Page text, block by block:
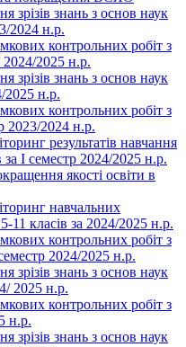
зрізів знань з основ наук
2024 н.р.
контрольних робіт з
2024/2025 н.р.
зрізів знань з основ наук
2025 н.р.
контрольних робіт з
2023/2024 н.р.
результатів навчання
за І семестр 2024/2025 н.р.
якості освіти в
навчальних
11 класів за 2024/2025 н.р.
контрольних робіт з
2024/2025 н.р.
зрізів знань з основ наук
2025 н.р.
контрольних робіт з
н.р.
зрізів знань з основ наук